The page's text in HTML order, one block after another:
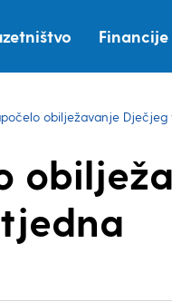
obilježavanje